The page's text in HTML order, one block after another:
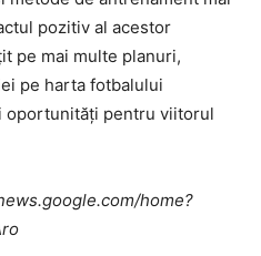
pozitiv al acestor
pe mai multe planuri,
pe harta fotbalului
oportunități pentru viitorul
home?